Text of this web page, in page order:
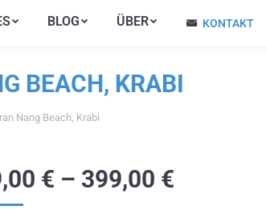
BLOG ÜBER KONTAKT
BEACH, KRABI
Nang Beach, Krabi
€ – 399,00 €
BLOG ÜBER KONTAKT